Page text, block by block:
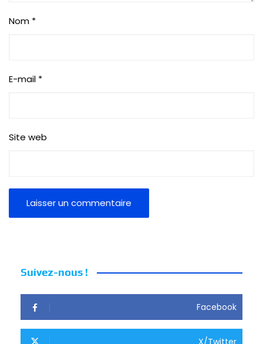
Nom *
E-mail *
Site web
Suivez-nous !
Facebook
X/Twitter